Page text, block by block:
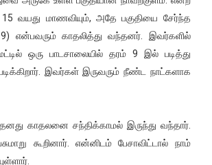
பிரதேசவாசிகள்!
வழங்கப்பட்ட தண்டனை
வயது மாணவியும், அதே பகுதியை சேர்ந்த
என்பவரும் காதலித்து வந்தனர். இவர்களில்
ஒரு பாடசாலையில் தரம் 9 இல் படித்து
படிக்கிறார். இவர்கள் இருவரும் நீண்ட நாட்களாக
காதலனை சந்திக்காமல் இருந்து வந்தார்.
கூறினார். என்னிடம் பேசாவிட்டால் நாம்